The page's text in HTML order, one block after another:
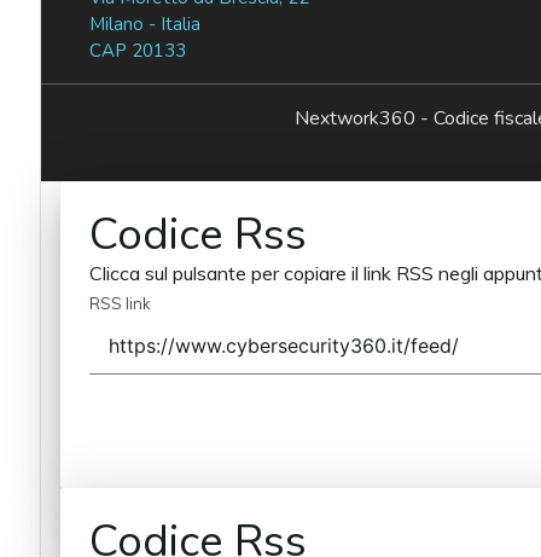
Milano - Italia
CAP 20133
Nextwork360 - Codice
Codice Rss
Clicca sul pulsante per copiare il link RSS negli
RSS link
Codice Rss